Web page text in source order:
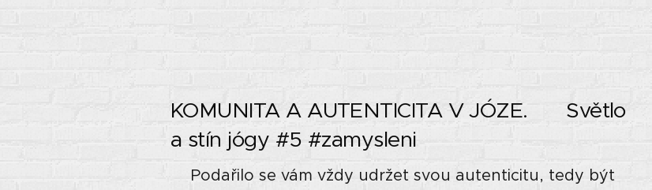
KOMUNITA A AUTENTICITA V JÓZE. 🌗 Světlo
a stín jógy #5 #zamysleni
⭐Podařilo se vám vždy udržet svou autenticitu, tedy být